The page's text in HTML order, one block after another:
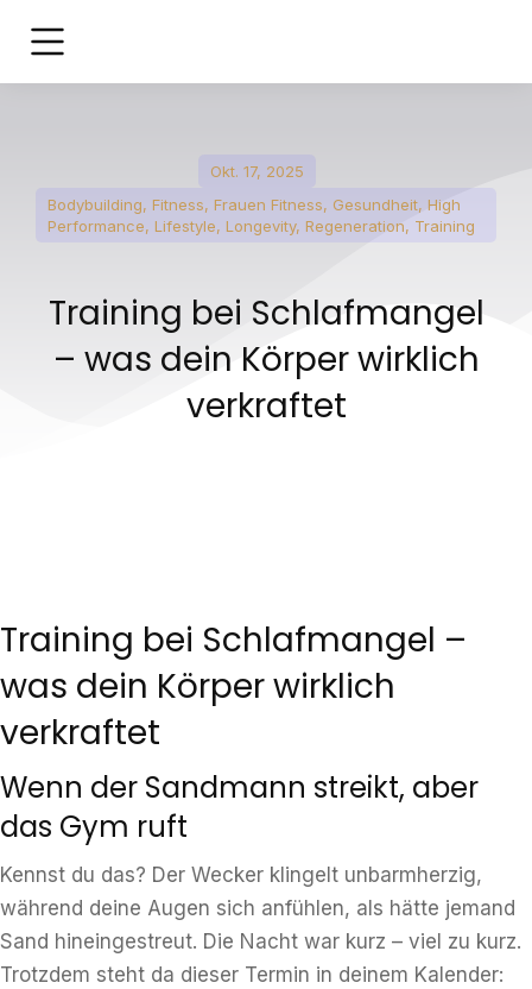
Okt. 17, 2025
Bodybuilding, Fitness, Frauen Fitness, Gesundheit, High
Performance, Lifestyle, Longevity, Regeneration, Training
Training bei Schlafmangel
– was dein Körper wirklich
verkraftet
Training bei Schlafmangel –
was dein Körper wirklich
verkraftet
Wenn der Sandmann streikt, aber
das Gym ruft
Kennst du das? Der Wecker klingelt unbarmherzig,
während deine Augen sich anfühlen, als hätte jemand
Sand hineingestreut. Die Nacht war kurz – viel zu kurz.
Trotzdem steht da dieser Termin in deinem Kalender: